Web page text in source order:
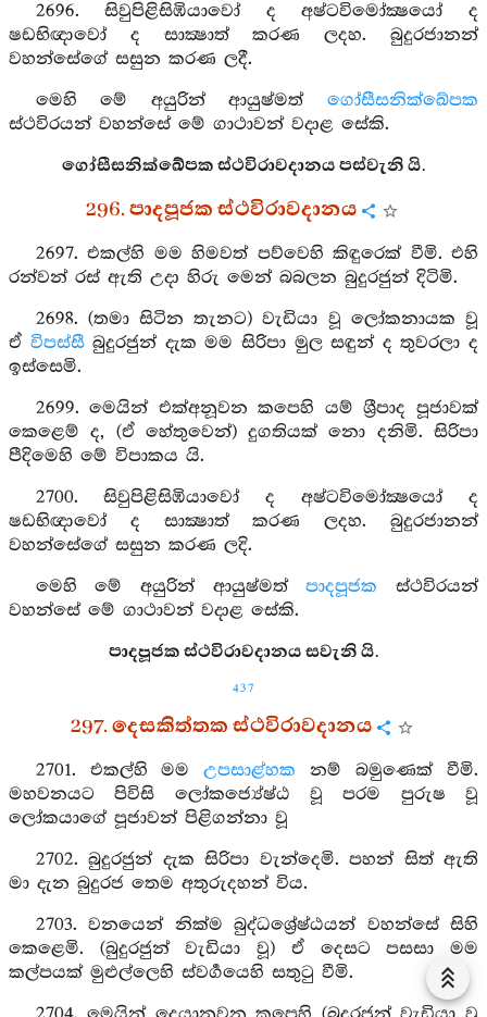
2696. සිවුපිළිසිඹියාවෝ ද අෂ්ටවිමෝක්‍ෂයෝ ද
ෂඩභිඥාවෝ ද සාක්‍ෂාත් කරණ ලදහ. බුදුරජානන්
වහන්සේගේ සසුන කරණ ලදී.
මෙහි මේ අයුරින් ආයුෂ්මත් ගෝසීසනික්ඛේපක
ස්ථවිරයන් වහන්සේ මේ ගාථාවන් වදාළ සේකි.
ගෝසීසනික්ඛේපක ස්ථවිරාවදානය පස්වැනි යි.
296. පාදපූජක ස්ථවිරාවදානය
2697. එකල්හි මම හිමවත් පව්වෙහි කිඳුරෙක් වීමි. එහි
රන්වන් රස් ඇති උදා හිරු මෙන් බබලන බුදුරජුන් දිටිමි.
2698. (තමා සිටින තැනට) වැඩියා වූ ලෝකනායක වූ
ඒ විපස්සීබුදුරජුන් දැක මම සිරිපා මුල සඳුන් ද තුවරලා ද
ඉස්සෙමි.
2699. මෙයින් එක්අනූවන කපෙහි යම් ශ්‍රීපාද පූජාවක්
කෙළෙම් ද, (ඒ හේතුවෙන්) දුගතියක් නො දනිමි. සිරිපා
පීදිමෙහි මේ විපාකය යි.
2700. සිවුපිළිසිඹියාවෝ ද අෂ්ටවිමෝක්‍ෂයෝ ද
ෂඩභිඥාවෝ ද සාක්‍ෂාත් කරණ ලදහ. බුදුරජානන්
වහන්සේගේ සසුන කරණ ලදි.
මෙහි මේ අයුරින් ආයුෂ්මත්පාදපූජක ස්ථවිරයන්
වහන්සේ මේ ගාථාවන් වදාළ සේකි.
පාදපූජක ස්ථවිරාවදානය සවැනි යි.
437
297. දෙසකිත්තක ස්ථවිරාවදානය
2701. එකල්හි මමඋපසාළ්හක නම් බමුණෙක් වීමි.
මහවනයට පිවිසි ලෝකජ්‍යේෂ්ඨ වූ පරම පුරුෂ වූ
ලෝකයාගේ පූජාවන් පිළිගන්නා වූ
2702. බුදුරජුන් දැක සිරිපා වැන්දෙමි. පහන් සිත් ඇති
මා දැන බුදුරජ තෙම අතුරුදහන් විය.
2703. වනයෙන් නික්ම බුද්ධශ්‍රේෂ්ඨයන් වහන්සේ සිහි
කෙළෙමි. (බුදුරජුන් වැඩියා වූ) ඒ දෙසට පසසා මම
කල්පයක් මුළුල්ලෙහි ස්වර්‍ගයෙහි සතුටු වීමි.